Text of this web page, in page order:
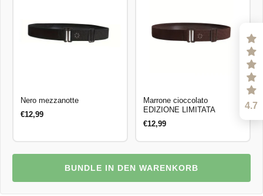
Nero mezzanotte
€12,99
Marrone cioccolato
EDIZIONE LIMITATA
€12,99
BUNDLE IN DEN WARENKORB
4.7